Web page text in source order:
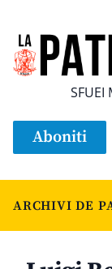
SFUEI
Aboniti
ARCHIVI DE